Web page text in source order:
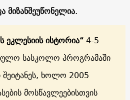
ეკლესიის ისტორია“4-5
სასკოლო პროგრამაში
შეიტანეს, ხოლო 2005
მოსწავლეებისთვის